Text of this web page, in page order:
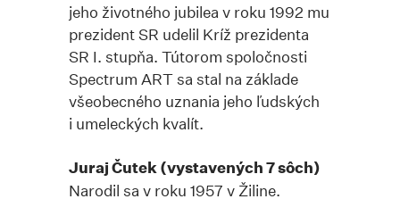
jeho životného jubilea v roku 1992 mu
prezident SR udelil Kríž prezidenta
SR I. stupňa. Tútorom spoločnosti
Spectrum ART sa stal na základe
všeobecného uznania jeho ľudských
i umeleckých kvalít.
Juraj Čutek (vystavených 7 sôch)
Narodil sa v roku 1957 v Žiline.